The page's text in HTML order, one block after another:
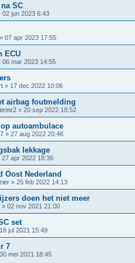
SC
02 jun 2023 6:43
» 07 apr 2023 17:55
ECU
06 mar 2023 14:55
» 17 dec 2022 10:06
airbag foutmelding
» 20 sep 2022 18:52
autoambulace
» 27 aug 2022 20:46
lekkage
27 apr 2022 18:36
Oost Nederland
» 25 feb 2022 14:13
doen het niet meer
» 02 nov 2021 21:00
set
18 jul 2021 15:49
7
30 mei 2021 18:45